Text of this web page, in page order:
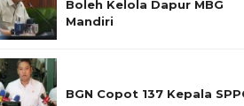
Boleh Kelola Dapur MBG
Mandiri
BGN Copot 137 Kepala